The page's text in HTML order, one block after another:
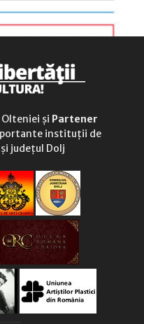
și Partener
instituții de
județul Dolj